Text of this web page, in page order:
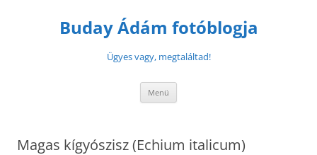
Buday Ádám fotóblogja
Ügyes vagy, megtaláltad!
Menü
Magas kígyószisz (Echium italicum)